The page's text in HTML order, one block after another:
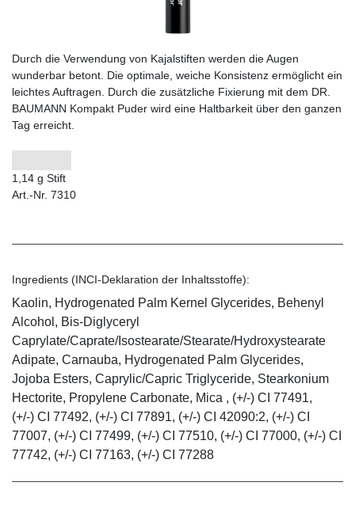
Durch die Verwendung von Kajalstiften werden die Augen
wunderbar betont. Die optimale, weiche Konsistenz ermöglicht ein
leichtes Auftragen. Durch die zusätzliche Fixierung mit dem DR.
BAUMANN Kompakt Puder wird eine Haltbarkeit über den ganzen
Tag erreicht.
1,14 g Stift
Art.-Nr. 7310
Ingredients (INCI-Deklaration der Inhaltsstoffe):
Kaolin, Hydrogenated Palm Kernel Glycerides, Behenyl
Alcohol, Bis-Diglyceryl
Caprylate/Caprate/Isostearate/Stearate/Hydroxystearate
Adipate, Carnauba, Hydrogenated Palm Glycerides,
Jojoba Esters, Caprylic/Capric Triglyceride, Stearkonium
Hectorite, Propylene Carbonate, Mica , (+/-) CI 77491,
(+/-) CI 77492, (+/-) CI 77891, (+/-) CI 42090:2, (+/-) CI
77007, (+/-) CI 77499, (+/-) CI 77510, (+/-) CI 77000, (+/-) CI
77742, (+/-) CI 77163, (+/-) CI 77288